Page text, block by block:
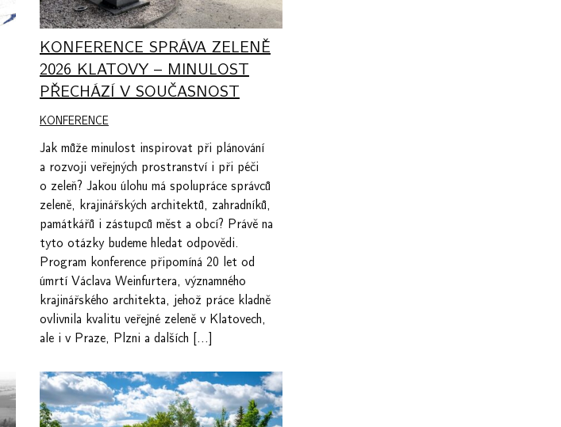
KONFERENCE SPRÁVA ZELENĚ
2026 KLATOVY – MINULOST
PŘECHÁZÍ V SOUČASNOST
KONFERENCE
Jak může minulost inspirovat při plánování
a rozvoji veřejných prostranství i při péči
o zeleň? Jakou úlohu má spolupráce správců
zeleně, krajinářských architektů, zahradníků,
památkářů i zástupců měst a obcí? Právě na
tyto otázky budeme hledat odpovědi.
Program konference připomíná 20 let od
úmrtí Václava Weinfurtera, významného
krajinářského architekta, jehož práce kladně
ovlivnila kvalitu veřejné zeleně v Klatovech,
ale i v Praze, Plzni a dalších […]